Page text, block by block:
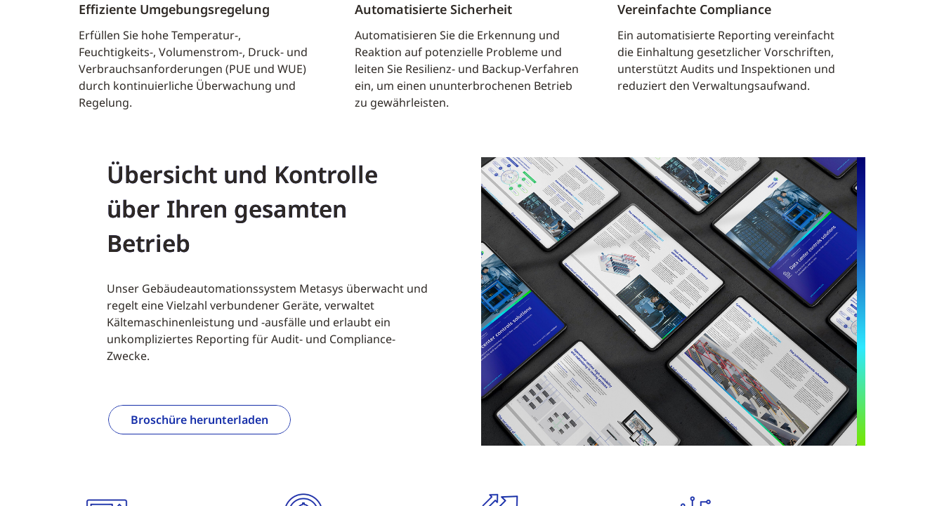
Effiziente Umgebungsregelung
Erfüllen Sie hohe Temperatur-,
Feuchtigkeits-, Volumenstrom-, Druck- und
Verbrauchsanforderungen (PUE und WUE)
durch kontinuierliche Überwachung und
Regelung.
Automatisierte Sicherheit
Automatisieren Sie die Erkennung und
Reaktion auf potenzielle Probleme und
leiten Sie Resilienz- und Backup-Verfahren
ein, um einen ununterbrochenen Betrieb
zu gewährleisten.
Vereinfachte Compliance
Ein automatisierte Reporting vereinfacht
die Einhaltung gesetzlicher Vorschriften,
unterstützt Audits und Inspektionen und
reduziert den Verwaltungsaufwand.
Übersicht und Kontrolle
über Ihren gesamten
Betrieb
Unser Gebäudeautomationssystem Metasys überwacht und
regelt eine Vielzahl verbundener Geräte, verwaltet
Kältemaschinenleistung und -ausfälle und erlaubt ein
unkompliziertes Reporting für Audit- und Compliance-
Zwecke.
Broschüre herunterladen